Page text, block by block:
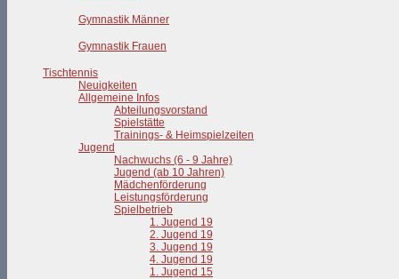
Gymnastik Männer
Gymnastik Frauen
Tischtennis
Neuigkeiten
Allgemeine Infos
Abteilungsvorstand
Spielstätte
Trainings- & Heimspielzeiten
Jugend
Nachwuchs (6 - 9 Jahre)
Jugend (ab 10 Jahren)
Mädchenförderung
Leistungsförderung
Spielbetrieb
1. Jugend 19
2. Jugend 19
3. Jugend 19
4. Jugend 19
1. Jugend 15